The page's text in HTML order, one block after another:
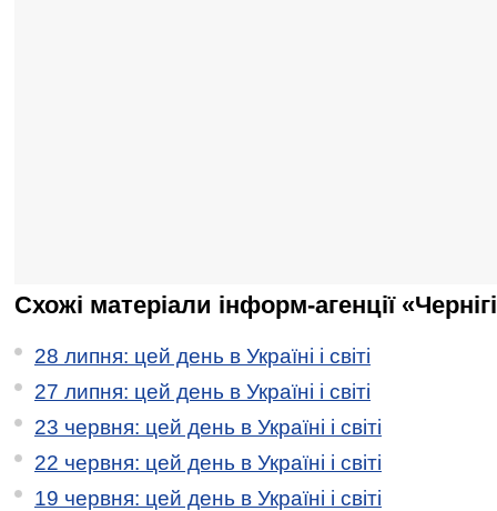
Схожі матеріали інформ-агенції
28 липня: цей день в Україні і світі
27 липня: цей день в Україні і світі
23 червня: цей день в Україні і світі
22 червня: цей день в Україні і світі
19 червня: цей день в Україні і світі